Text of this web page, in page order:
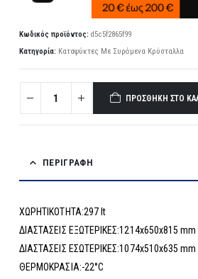
Κωδικός προϊόντος: d5c5f2865f99
Κατηγορία: Kαταψύκτες Με Συρόμενα Κρύσταλλα
ΠΡΟΣΘΉΚΗ ΣΤΟ
ΠΕΡΙΓΡΑΦΉ
ΧΩΡΗΤΙΚΟΤΗΤΑ:297 lt
ΔΙΑΣΤΑΣΕΙΣ ΕΞΩΤΕΡΙΚΕΣ:1214x650x815 mm
ΔΙΑΣΤΑΣΕΙΣ ΕΣΩΤΕΡΙΚΕΣ:1074x510x635 mm
ΘΕΡΜΟΚΡΑΣΙΑ:-22°C